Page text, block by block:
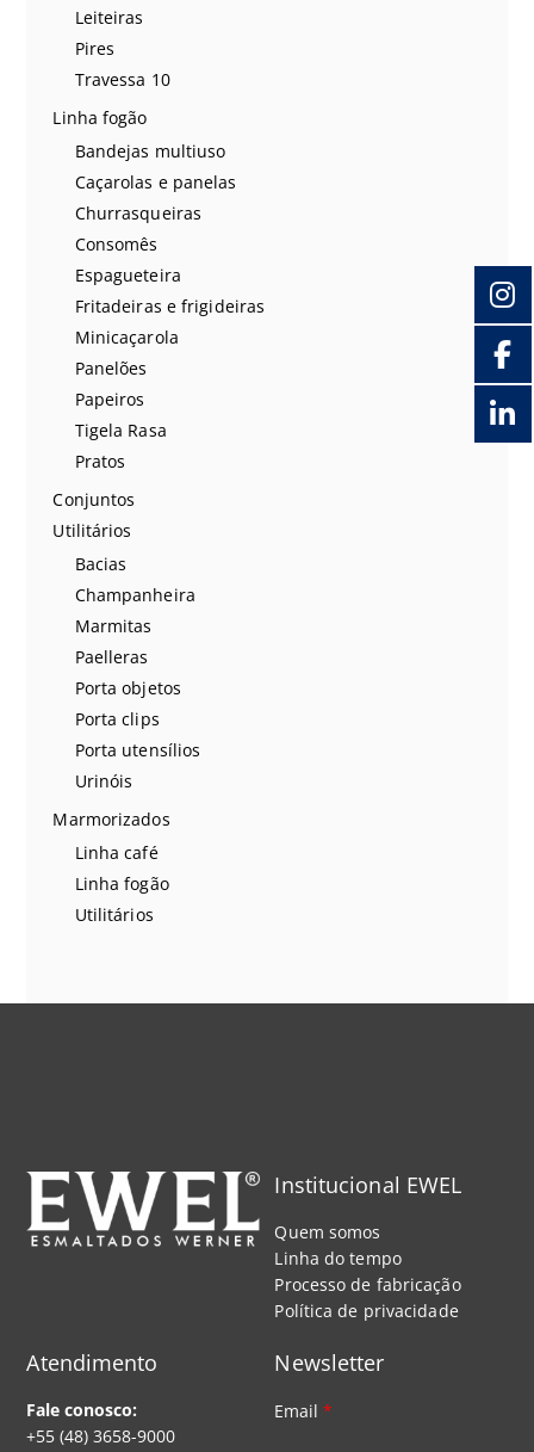
Leiteiras
Pires
Travessa 10
Linha fogão
Bandejas multiuso
Caçarolas e panelas
Churrasqueiras
Consomês
Espagueteira
Fritadeiras e frigideiras
Minicaçarola
Panelões
Papeiros
Tigela Rasa
Pratos
Conjuntos
Utilitários
Bacias
Champanheira
Marmitas
Paelleras
Porta objetos
Porta clips
Porta utensílios
Urinóis
Marmorizados
Linha café
Linha fogão
Utilitários
Institucional EWEL
Quem somos
Linha do tempo
Processo de fabricação
Política de privacidade
Atendimento
Fale conosco:
+55 (48) 3658-9000
Newsletter
Email*